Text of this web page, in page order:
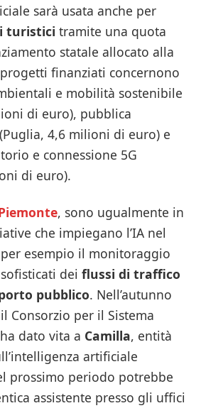
sarà usata anche per
turistici tramite una quota
statale allocato alla
finanziati concernono
e mobilità sostenibile
di euro), pubblica
4,6 milioni di euro) e
e connessione 5G
di euro).
, sono ugualmente in
che impiegano l’IA nel
esempio il monitoraggio
dei flussi di traffico
pubblico. Nell’autunno
Consorzio per il Sistema
dato vita a Camilla, entità
artificiale
prossimo periodo potrebbe
assistente presso gli uffici